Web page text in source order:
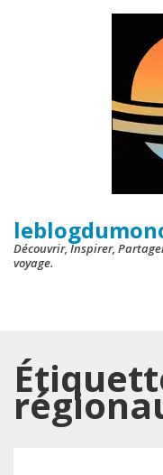
Découvrir, Inspirer,
voyage.